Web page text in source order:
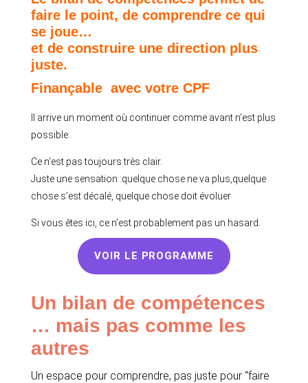
faire le point, de comprendre ce qui
se joue…
et de construire une direction plus
juste.
Finançable avec votre CPF
Il arrive un moment où continuer comme avant n’est plus
possible.
Ce n’est pas toujours très clair.
Juste une sensation :quelque chose ne va plus,quelque
chose s’est décalé, quelque chose doit évoluer
Si vous êtes ici, ce n’est probablement pas un hasard.
VOIR LE PROGRAMME
Un bilan de compétences
… mais pas comme les
autres
Un espace pour comprendre, pas juste pour “faire